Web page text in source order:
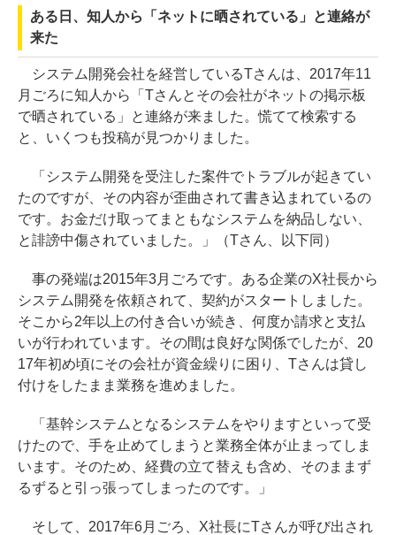
ある日、知人から「ネットに晒されている」と連絡が
来た
システム開発会社を経営しているTさんは、2017年11
月ごろに知人から「Tさんとその会社がネットの掲示板
で晒されている」と連絡が来ました。慌てて検索する
と、いくつも投稿が見つかりました。
「システム開発を受注した案件でトラブルが起きてい
たのですが、その内容が歪曲されて書き込まれているの
です。お金だけ取ってまともなシステムを納品しない、
と誹謗中傷されていました。」（Tさん、以下同）
事の発端は2015年3月ごろです。ある企業のX社長から
システム開発を依頼されて、契約がスタートしました。
そこから2年以上の付き合いが続き、何度か請求と支払
いが行われています。その間は良好な関係でしたが、20
17年初め頃にその会社が資金繰りに困り、Tさんは貸し
付けをしたまま業務を進めました。
「基幹システムとなるシステムをやりますといって受
けたので、手を止めてしまうと業務全体が止まってしま
います。そのため、経費の立て替えも含め、そのままず
るずると引っ張ってしまったのです。」
そして、2017年6月ごろ、X社長にTさんが呼び出され